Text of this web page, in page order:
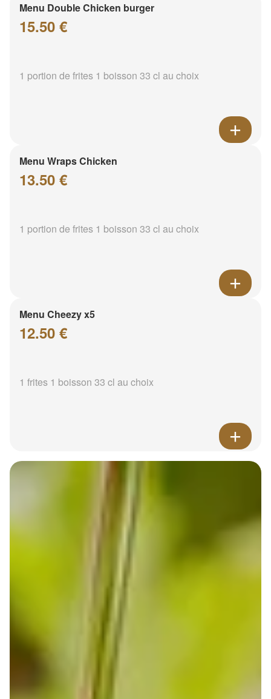
Menu Double Chicken burger
15.50 €
1 portion de frites 1 boisson 33 cl au choix
Menu Wraps Chicken
13.50 €
1 portion de frites 1 boisson 33 cl au choix
Menu Cheezy x5
12.50 €
1 frites 1 boisson 33 cl au choix